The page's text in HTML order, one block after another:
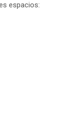
espacios: